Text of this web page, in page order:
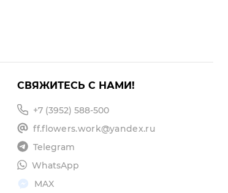
СВЯЖИТЕСЬ С НАМИ!
+7 (3952) 588-500
ff.flowers.work@yandex.ru
Telegram
WhatsApp
MAX